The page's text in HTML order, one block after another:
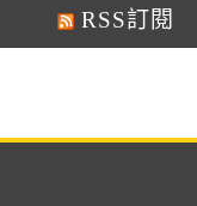
RSS訂閱